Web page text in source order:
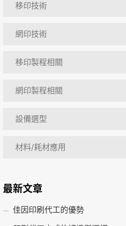
移印技術
網印技術
移印製程相關
網印製程相關
設備選型
材料/耗材應用
最新文章
佳因印刷代工的優勢